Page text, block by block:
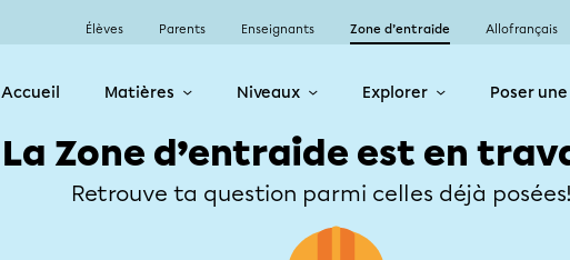
Élèves Parents Enseignants Zone d’entraide Allofrançais
Accueil Matières Niveaux Explorer Poser
La Zone d’entraide est en
Retrouve ta question parmi celles déjà posées!